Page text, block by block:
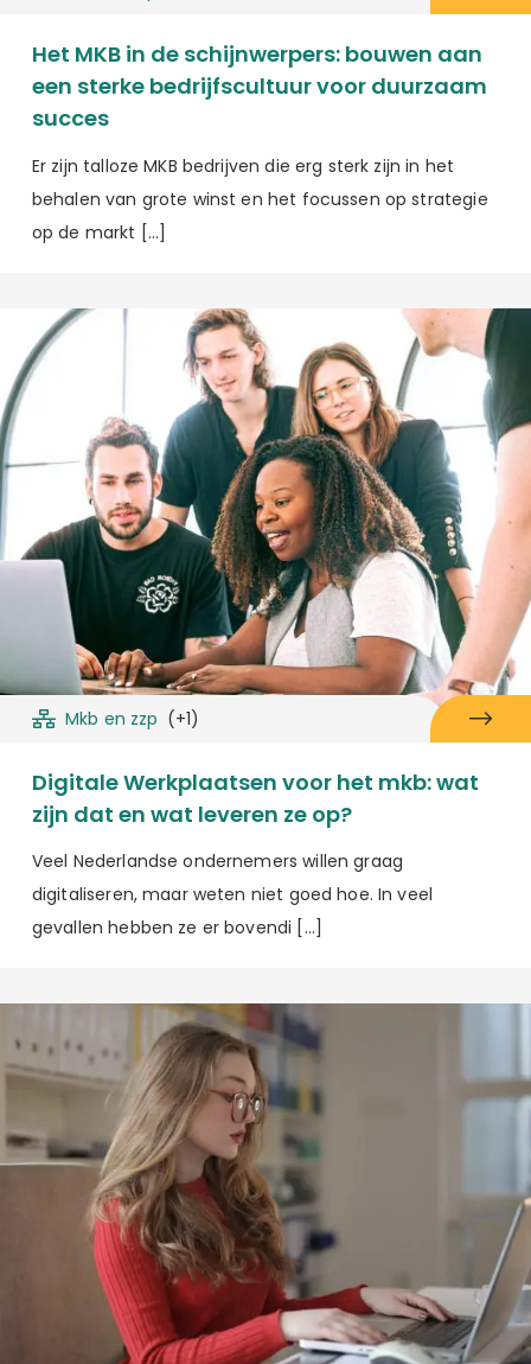
Het MKB in de schijnwerpers: bouwen aan
een sterke bedrijfscultuur voor duurzaam
succes
Er zijn talloze MKB bedrijven die erg sterk zijn in het
behalen van grote winst en het focussen op strategie
op de markt […]
Mkb en zzp (+1)
Digitale Werkplaatsen voor het mkb: wat
zijn dat en wat leveren ze op?
Veel Nederlandse ondernemers willen graag
digitaliseren, maar weten niet goed hoe. In veel
gevallen hebben ze er bovendi […]